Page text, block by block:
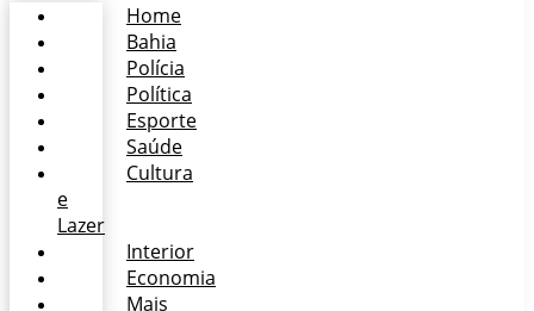
Home
Bahia
Polícia
Política
Esporte
Saúde
Cultura
e
Lazer
Interior
Economia
Mais